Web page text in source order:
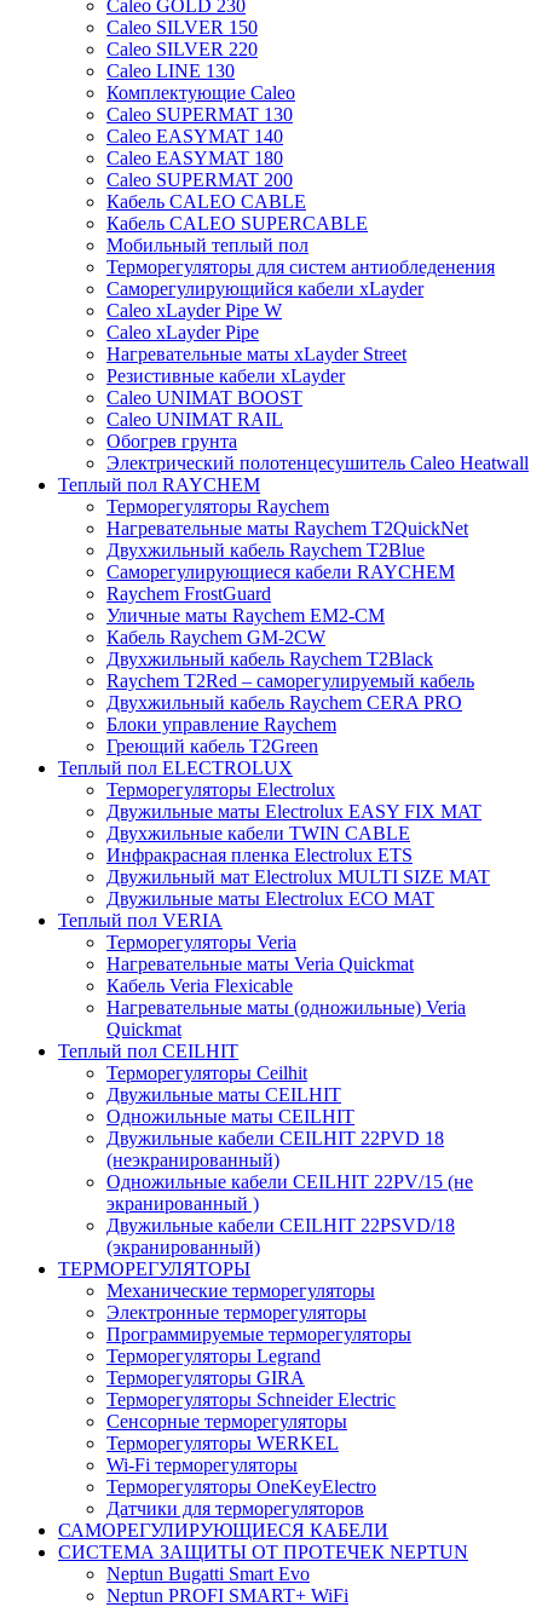
Caleo GOLD 230
Caleo SILVER 150
Caleo SILVER 220
Caleo LINE 130
Комплектующие Caleo
Caleo SUPERMAT 130
Caleo EASYMAT 140
Caleo EASYMAT 180
Caleo SUPERMAT 200
Кабель CALEO CABLE
Кабель CALEO SUPERCABLE
Мобильный теплый пол
Терморегуляторы для систем антиобледенения
Саморегулирующийся кабели xLayder
Caleo xLayder Pipe W
Caleo xLayder Pipe
Нагревательные маты xLayder Street
Резистивные кабели xLayder
Caleo UNIMAT BOOST
Caleo UNIMAT RAIL
Обогрев грунта
Электрический полотенцесушитель Caleo Heatwall
Теплый пол RAYCHEM
Терморегуляторы Raychem
Нагревательные маты Raychem T2QuickNet
Двухжильный кабель Raychem T2Blue
Саморегулирующиеся кабели RAYCHEM
Raychem FrostGuard
Уличные маты Raychem EM2-CM
Кабель Raychem GM-2CW
Двухжильный кабель Raychem T2Black
Raychem T2Red – саморегулируемый кабель
Двухжильный кабель Raychem CERA PRO
Блоки управление Raychem
Греющий кабель T2Green
Теплый пол ELECTROLUX
Терморегуляторы Electrolux
Двужильные маты Electrolux EASY FIX MAT
Двухжильные кабели TWIN CABLE
Инфракрасная пленка Electrolux ETS
Двужильный мат Electrolux MULTI SIZE MAT
Двужильные маты Electrolux ECO MAT
Теплый пол VERIA
Терморегуляторы Veria
Нагревательные маты Veria Quickmat
Кабель Veria Flexicable
Нагревательные маты (одножильные) Veria
Quickmat
Теплый пол CEILHIT
Терморегуляторы Ceilhit
Двужильные маты CEILHIT
Одножильные маты CEILHIT
Двужильные кабели CEILHIT 22PVD 18
(неэкранированный)
Одножильные кабели CEILHIT 22PV/15 (не
экранированный )
Двужильные кабели CEILHIT 22PSVD/18
(экранированный)
ТЕРМОРЕГУЛЯТОРЫ
Механические терморегуляторы
Электронные терморегуляторы
Программируемые терморегуляторы
Терморегуляторы Legrand
Терморегуляторы GIRA
Терморегуляторы Schneider Electric
Сенсорные терморегуляторы
Терморегуляторы WERKEL
Wi-Fi терморегуляторы
Терморегуляторы OneKeyElectro
Датчики для терморегуляторов
САМОРЕГУЛИРУЮЩИЕСЯ КАБЕЛИ
СИСТЕМА ЗАЩИТЫ ОТ ПРОТЕЧЕК NEPTUN
Neptun Bugatti Smart Evo
Neptun PROFI SMART+ WiFi